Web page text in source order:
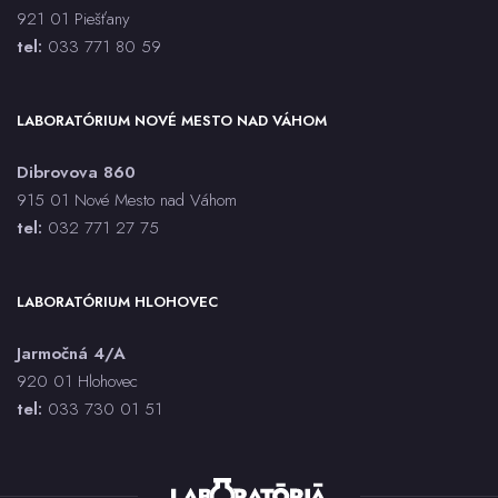
Antistreptolyzín O (ASLO)
Antitrombín AT3
ASMA
AST
Bartonella henselae IgG, IgM - sérum, CLIA
Bilirubín celkový (BILC)
Bordetella pertussis - stanovenie toxínu - sérum, ELISA
Bordetella pertussis, parapertussis IgG, IgA - sérum,
Immunoblot - za každú triedu
Borrelia burgdorferi, afzelii, garinii IgG, IgM - sérum,
921 01 Piešťany
tel: 033 771 80 59
LABORATÓRIUM NOVÉ MESTO NAD VÁHOM
Dibrovova 860
915 01 Nové Mesto nad Váhom
tel: 032 771 27 75
LABORATÓRIUM HLOHOVEC
Jarmočná 4/A
920 01 Hlohovec
tel: 033 730 01 51